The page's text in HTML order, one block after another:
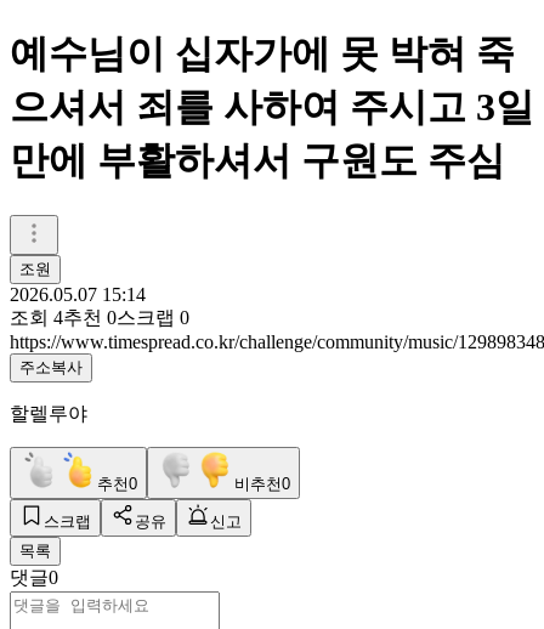
예수님이 십자가에 못 박혀 죽
으셔서 죄를 사하여 주시고 3일
만에 부활하셔서 구원도 주심
조원
2026.05.07 15:14
조회 4추천 0스크랩 0
https://www.timespread.co.kr/challenge/community/music/129898348
주소복사
할렐루야
추천0 비추천0
스크랩 공유
신고
목록
댓글0